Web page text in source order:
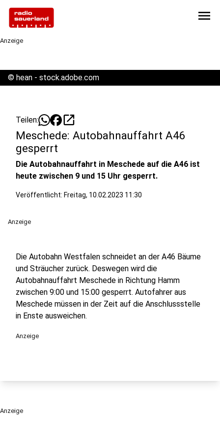
menu
Anzeige
© hean - stock.adobe.com
Teilen: open_in_new
Meschede: Autobahnauffahrt A46
gesperrt
Die Autobahnauffahrt in Meschede auf die A46 ist
heute zwischen 9 und 15 Uhr gesperrt.
Veröffentlicht: Freitag, 10.02.2023 11:30
Anzeige
Die Autobahn Westfalen schneidet an der A46 Bäume
und Sträucher zurück. Deswegen wird die
Autobahnauffahrt Meschede in Richtung Hamm
zwischen 9:00 und 15:00 gesperrt. Autofahrer aus
Meschede müssen in der Zeit auf die Anschlussstelle
in Enste ausweichen.
Anzeige
Anzeige